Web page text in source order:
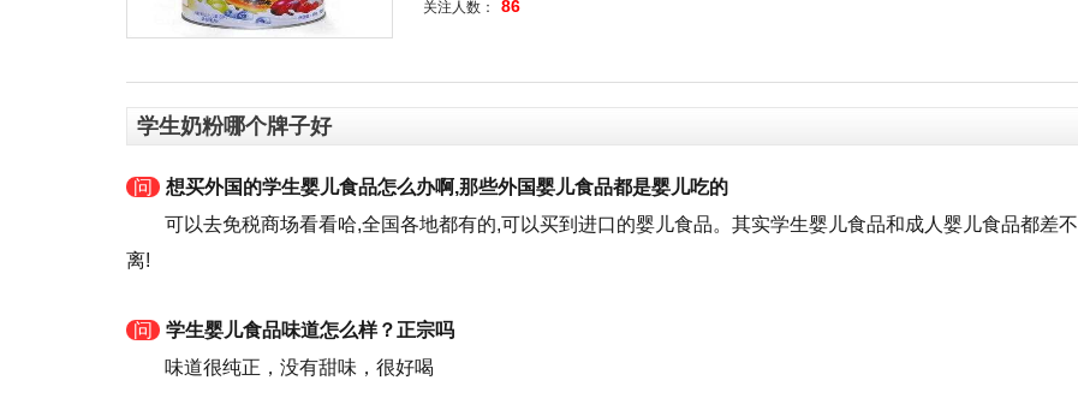
关注人数： 86
学生奶粉哪个牌子好
问
想买外国的学生婴儿食品怎么办啊,那些外国婴儿食品都是婴儿吃的
可以去免税商场看看哈,全国各地都有的,可以买到进口的婴儿食品。其实学生婴儿食品和成人婴儿食品都差不
离!
问
学生婴儿食品味道怎么样？正宗吗
味道很纯正，没有甜味，很好喝